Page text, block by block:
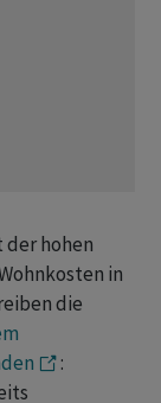
der hohen
in
die
: